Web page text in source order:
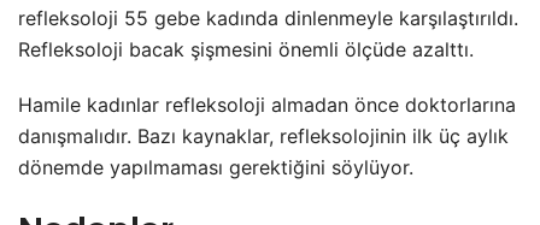
refleksoloji 55 gebe kadında dinlenmeyle karşılaştırıldı.
Refleksoloji bacak şişmesini önemli ölçüde azalttı.
Hamile kadınlar refleksoloji almadan önce doktorlarına
danışmalıdır. Bazı kaynaklar, refleksolojinin ilk üç aylık
dönemde yapılmaması gerektiğini söylüyor.